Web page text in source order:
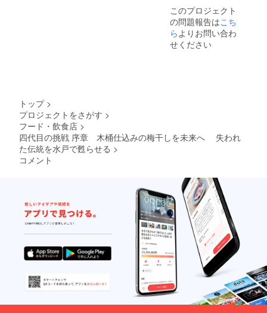
うめ果
実(水戸
市産) ●
漬け原
材料：
赤しそ
エキス
光、高
温多湿
を避け
て常温
保存 ●
賞味期
限：製
造から2
年 合計
金額は
1490円
(梅シ
ロップ)
＋810円
プ 水
戸乃梅
ふくゆ
い 容
量：
甜菜糖
糖(国内
製造)(甜
菜[北海
道産])、
赤しそ
エキス
●保存方
法：直
射日
光、高
温多湿
を避け
て常温
保存 ●
造から
約6か月
“木
桶”の所
有体験
・梅
干しに
・ご
希望に
梅を仕
込むこ
ともで
きま
す。
・完
成後
は、木
桶をあ
なたに
お渡し
するこ
とも可
能で
のある
熟成
感。 思
わず
「お酒
りま
す。 ※
ルコー
ルは含
まれま
せん。
使用す
るのは
ウイス
キーの
空樽
で、香
りと熟
成環境
のみを
活かし
このプロジェクト
の問題報告はこち
ら よりお問い合わ
せください
トップ >
プロジェクトをさがす >
フード・飲食店 >
四代目の挑戦 序章 木桶仕込みの梅干しを未来へ 失われ
た伝統を水戸で甦らせる >
コメント